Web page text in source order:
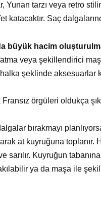
Yunan tarzı veya retro
katacaktır. Saç
büyük hacim
veya şekillendirici
şeklinde aksesuarlar
örgüleri oldukça
bırakmayı
at kuyruğuna
sarılır. Kuyruğun
ya da maşa ile